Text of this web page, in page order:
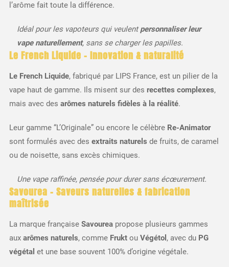
l’arôme fait toute la différence.
Idéal pour les vapoteurs qui veulentpersonnaliser leur
vape naturellement, sans se charger les papilles.
Le French Liquide – Innovation & naturalité
Le French Liquide, fabriqué par LIPS France, est un pilier de la
vape haut de gamme. Ils misent sur des recettes complexes,
mais avec des arômes naturels fidèles à la réalité.
Leur gamme “L’Originale” ou encore le célèbre Re-Animator
sont formulés avec des extraits naturels de fruits, de caramel
ou de noisette, sans excès chimiques.
Une vape raffinée, pensée pour durer sans écœurement.
Savourea – Saveurs naturelles & fabrication
maîtrisée
La marque française Savoureapropose plusieurs gammes
aux arômes naturels, comme Fruktou Végétol , avec du PG
végétal et une base souvent 100% d’origine végétale.